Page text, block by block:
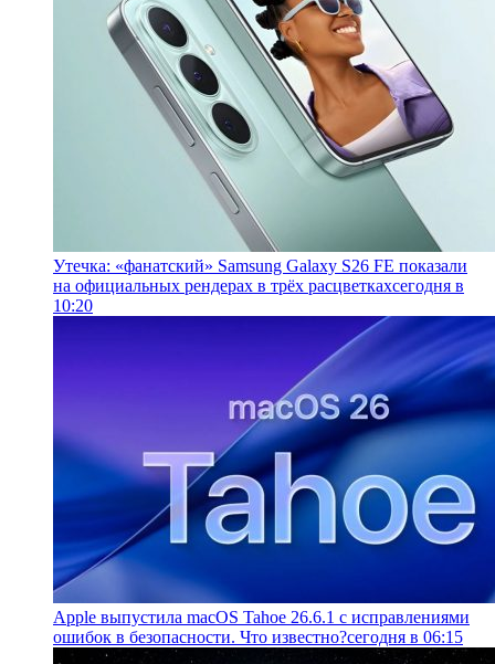
Утечка: «фанатский» Samsung Galaxy S26 FE показали
на официальных рендерах в трёх расцветкахсегодня в
10:20
Apple выпустила macOS Tahoe 26.6.1 с исправлениями
ошибок в безопасности. Что известно?сегодня в 06:15